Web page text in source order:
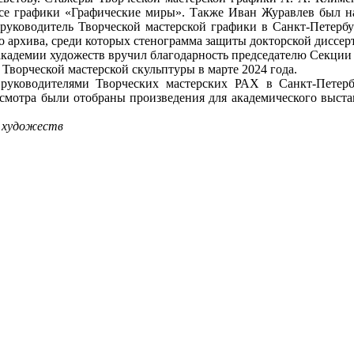
графики «Графические миры». Также Иван Журавлев был
Творческой мастерской графики в Санкт-
среди которых стенограмма защиты докторской
художеств вручил благодарность председателю
мастерской скульптуры в марте 2024 года.
Творческих мастерских РАХ в Санкт-
были отобраны произведения для академического
художеств